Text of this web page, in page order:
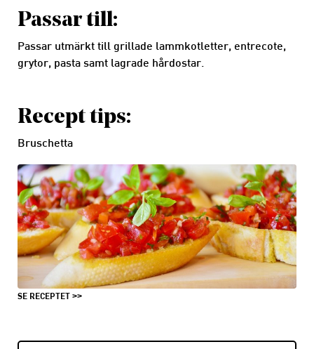
Passar till:
Passar utmärkt till grillade lammkotletter, entrecote,
grytor, pasta samt lagrade hårdostar.
Recept tips:
Bruschetta
SE RECEPTET